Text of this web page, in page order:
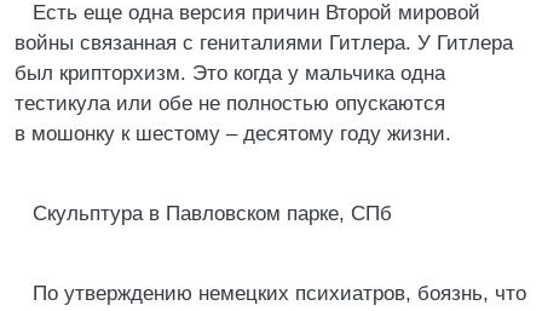
Есть еще одна версия причин Второй мировой
войны связанная с гениталиями Гитлера. У Гитлера
был крипторхизм. Это когда у мальчика одна
тестикула или обе не полностью опускаются
в мошонку к шестому – десятому году жизни.
Скульптура в Павловском парке, СПб
По утверждению немецких психиатров, боязнь, что